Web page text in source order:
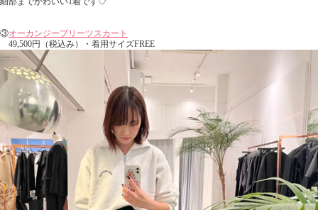
③オーカンジープリーツスカート
49,500円（税込み）・着用サイズFREE